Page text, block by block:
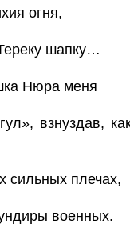
огня,
шапку…
Нюра меня
взнуздав,
сильных плечах,
военных.